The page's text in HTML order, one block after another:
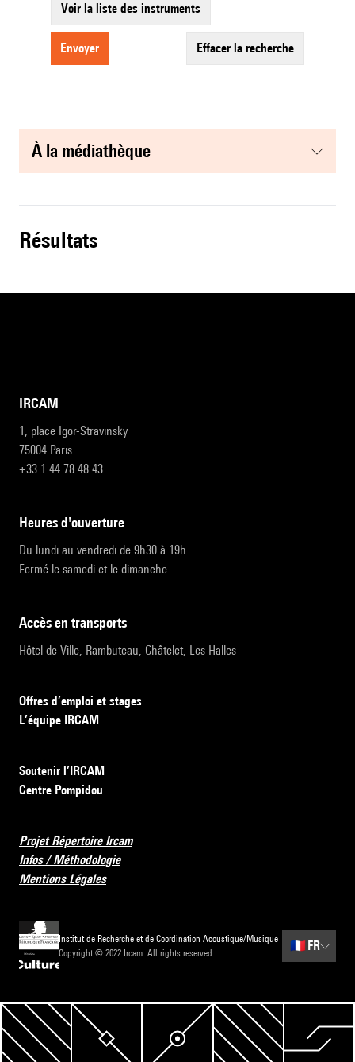
Voir la liste des instruments
envoyer effacer la recherche
à la médiathèque
résultats
IRCAM
1, place Igor-Stravinsky
75004 Paris
+33 1 44 78 48 43
heures d'ouverture
Du lundi au vendredi de 9h30 à 19h
Fermé le samedi et le dimanche
accès en transports
Hôtel de Ville, Rambuteau, Châtelet, Les Halles
Offres d’emploi et stages
L’équipe IRCAM
Soutenir l’IRCAM
Centre Pompidou
Projet Répertoire Ircam
Infos / Méthodologie
Mentions Légales
Institut de Recherche et de Coordination Acoustique/Musique
Copyright © 2022 Ircam. All rights reserved.
🇫🇷 FR